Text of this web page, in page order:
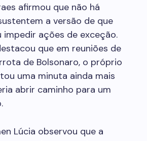
afirmou que não há
a versão de que
ações de exceção.
que em reuniões de
de Bolsonaro, o próprio
uma minuta ainda mais
abrir caminho para um
Lúcia observou que a